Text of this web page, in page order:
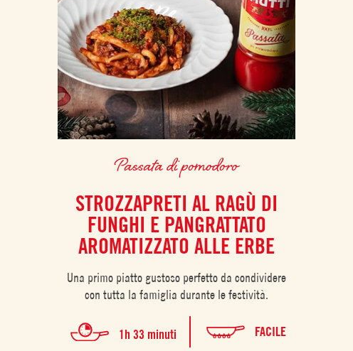
Passata di pomodoro
STROZZAPRETI AL RAGÙ DI
FUNGHI E PANGRATTATO
AROMATIZZATO ALLE ERBE
Una primo piatto gustoso perfetto da condividere
con tutta la famiglia durante le festività.
1h 33 minuti FACILE